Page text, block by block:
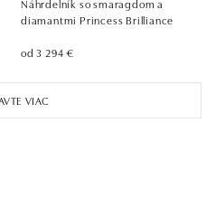
1
VIAC
diamantmi Princess Brilliance
od 3 294 €